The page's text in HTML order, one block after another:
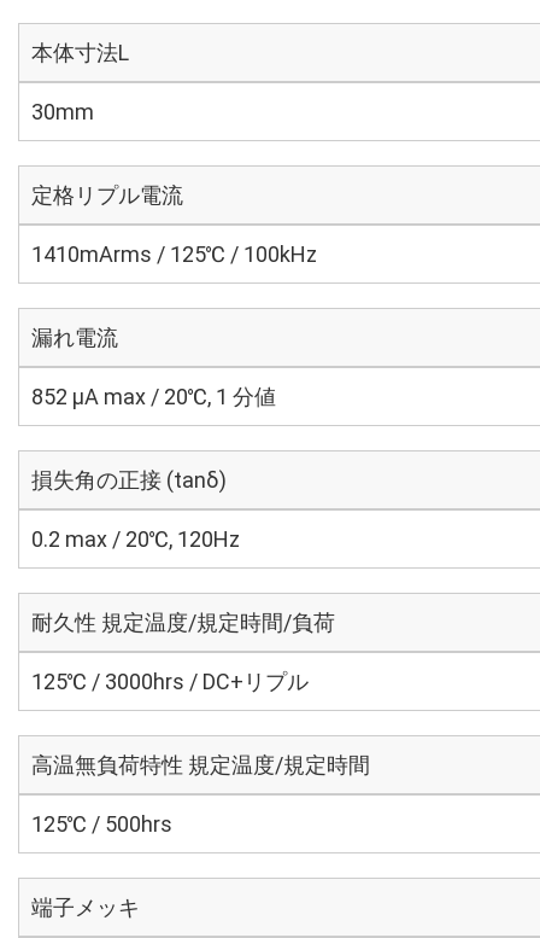
本体寸法L
30mm
定格リプル電流
1410mArms / 125℃ / 100kHz
漏れ電流
852 μA max / 20℃, 1 分値
損失角の正接 (tanδ)
0.2 max / 20℃, 120Hz
耐久性 規定温度/規定時間/負荷
125℃ / 3000hrs / DC+リプル
高温無負荷特性 規定温度/規定時間
125℃ / 500hrs
端子メッキ